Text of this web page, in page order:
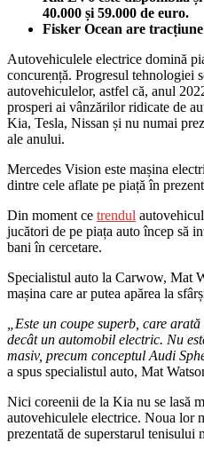
40.000 și 59.000 de euro.
Fisker Ocean are
Autovehiculele electrice domină
concurență. Progresul tehnologiei
autovehiculelor, astfel că, anul
prosperi ai vânzărilor ridicate de
Kia, Tesla, Nissan și nu numai
ale anului.
Mercedes Vision este mașina
dintre cele aflate pe piață în
Din moment ce trendul
jucători de pe piața auto încep să
bani în cercetare.
Specialistul auto la Carwow, Mat
mașina care ar putea apărea la
Este un coupe superb, care
decât un automobil electric. Nu
masiv, precum conceptul Audi
a spus specialistul auto, Mat
Nici coreenii de la Kia nu se lasă
autovehiculele electrice. Noua lor
prezentată de superstarul tenisului